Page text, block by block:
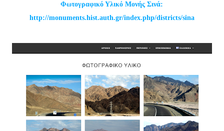
Φωτογραφικό Υλικό Μονής Σινά:
http://monuments.hist.auth.gr/index.php/districts/sina